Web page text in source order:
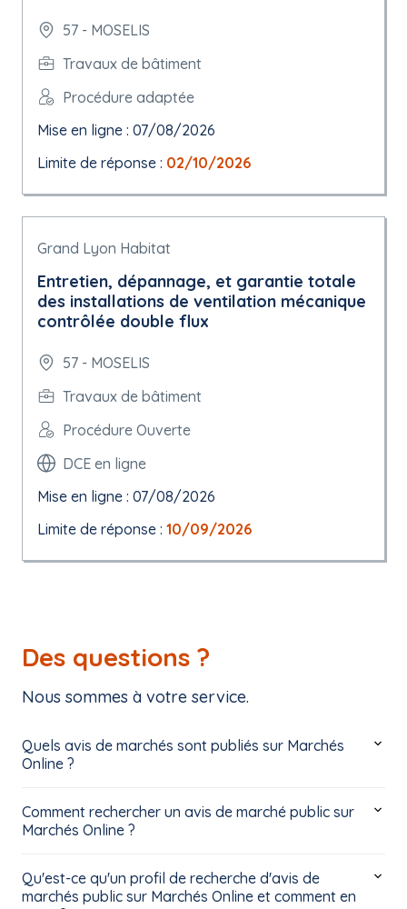
57 - MOSELIS
Travaux de bâtiment
Procédure adaptée
Mise en ligne : 07/08/2026
Limite de réponse : 02/10/2026
Grand Lyon Habitat
Entretien, dépannage, et garantie totale
des installations de ventilation mécanique
contrôlée double flux
57 - MOSELIS
Travaux de bâtiment
Procédure Ouverte
DCE en ligne
Mise en ligne : 07/08/2026
Limite de réponse : 10/09/2026
Des questions ?
Nous sommes à votre service.
Quels avis de marchés sont publiés sur Marchés
Online ?
Comment rechercher un avis de marché public sur
Marchés Online ?
Qu'est-ce qu'un profil de recherche d'avis de
marchés public sur Marchés Online et comment en